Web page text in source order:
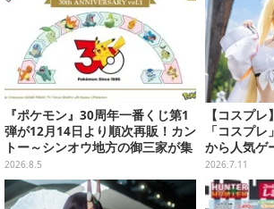
『ポケモン』30周年一番くじ第1
弾が12月14日より順次再販！カン
トー～シンオウ地方の御三家が集
まった時計、ぬいぐるみなど記念
グッズ盛りだくさん
2026.8.5
【コスプ
「コスプ
から人気ゲ
ションも必
【写真45枚
2026.7.11